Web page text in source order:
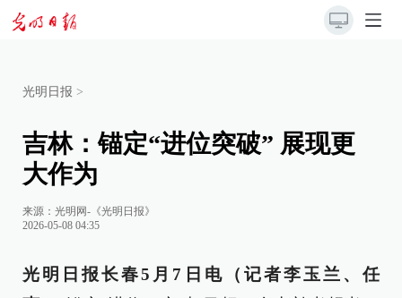
光明日报 >
吉林：锚定“进位突破” 展现更
大作为
来源： 光明网-《光明日报》
2026-05-08 04:35
光明日报长春5月7日电（记者李玉兰、任